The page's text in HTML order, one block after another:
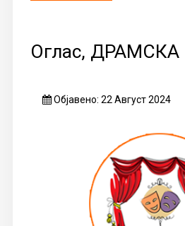
Оглас,
Објавено: 22 Август 2024